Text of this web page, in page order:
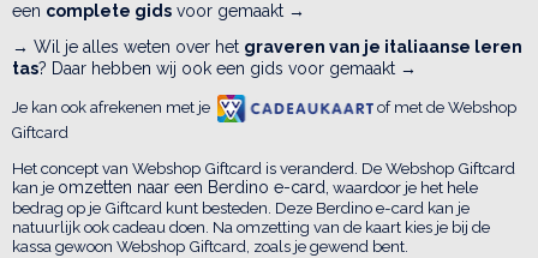
een complete gids voor gemaakt →
→ Wil je alles weten over het graveren van je italiaanse leren
tas? Daar hebben wij ook een gids voor gemaakt →
Je kan ook afrekenen met je
of met de Webshop
Giftcard
Het concept van Webshop Giftcard is veranderd. De Webshop Giftcard
kan je omzetten naar een Berdino e-card, waardoor je het hele
bedrag op je Giftcard kunt besteden. Deze Berdino e-card kan je
natuurlijk ook cadeau doen. Na omzetting van de kaart kies je bij de
kassa gewoon Webshop Giftcard, zoals je gewend bent.